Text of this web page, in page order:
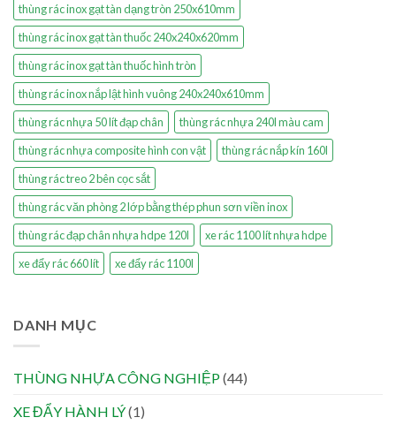
thùng rác inox gạt tàn dạng tròn 250x610mm
thùng rác inox gạt tàn thuốc 240x240x620mm
thùng rác inox gạt tàn thuốc hình tròn
thùng rác inox nắp lật hình vuông 240x240x610mm
thùng rác nhựa 50 lít đạp chân
thùng rác nhựa 240l màu cam
thùng rác nhựa composite hình con vật
thùng rác nắp kín 160l
thùng rác treo 2 bên cọc sắt
thùng rác văn phòng 2 lớp bằng thép phun sơn viền inox
thùng rác đạp chân nhựa hdpe 120l
xe rác 1100 lít nhựa hdpe
xe đẩy rác 660 lít
xe đẩy rác 1100l
DANH MỤC
THÙNG NHỰA CÔNG NGHIỆP(44)
XE ĐẨY HÀNH LÝ(1)